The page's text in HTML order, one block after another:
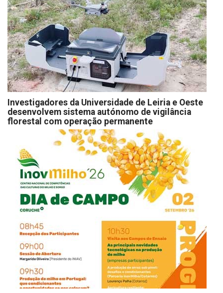
Investigadores da Universidade de Leiria e Oeste
desenvolvem sistema autónomo de vigilância
florestal com operação permanente